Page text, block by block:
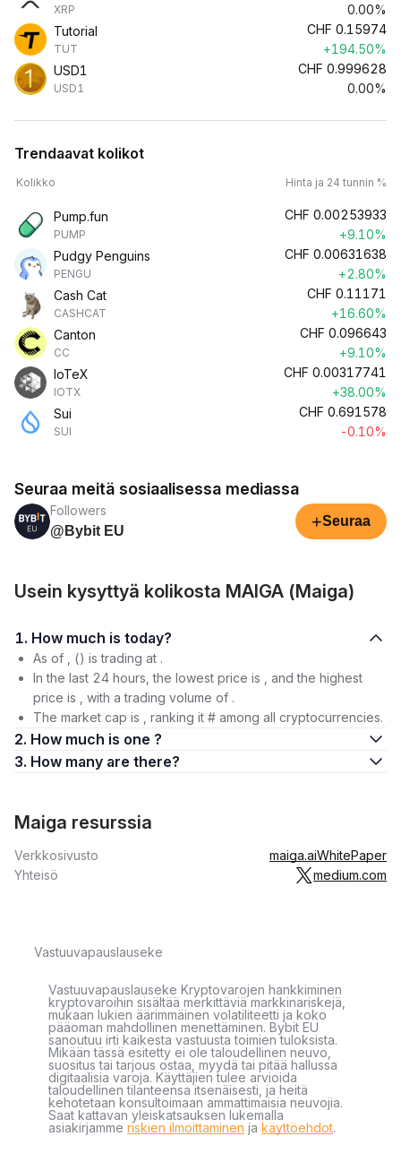
XRP
0.00%
Tutorial
TUT
CHF 0.15974
+194.50%
USD1
USD1
CHF 0.999628
0.00%
Trendaavat kolikot
Kolikko Hinta ja 24 tunnin %
Pump.fun
PUMP
CHF 0.00253933
+9.10%
Pudgy Penguins
PENGU
CHF 0.00631638
+2.80%
Cash Cat
CASHCAT
CHF 0.11171
+16.60%
Canton
CC
CHF 0.096643
+9.10%
IoTeX
IOTX
CHF 0.00317741
+38.00%
Sui
SUI
CHF 0.691578
-0.10%
Seuraa meitä sosiaalisessa mediassa
Followers
@Bybit EU
+Seuraa
Usein kysyttyä kolikosta MAIGA (Maiga)
1. How much is today?
As of , () is trading at .
In the last 24 hours, the lowest price is , and the highest
price is , with a trading volume of .
The market cap is , ranking it # among all cryptocurrencies.
2. How much is one ?
3. How many are there?
Maiga resurssia
Verkkosivusto maiga.aiWhitePaper
Yhteisö
medium.com
Vastuuvapauslauseke
Vastuuvapauslauseke Kryptovarojen hankkiminen
kryptovaroihin sisältää merkittäviä markkinariskejä,
mukaan lukien äärimmäinen volatiliteetti ja koko
pääoman mahdollinen menettäminen. Bybit EU
sanoutuu irti kaikesta vastuusta toimien tuloksista.
Mikään tässä esitetty ei ole taloudellinen neuvo,
suositus tai tarjous ostaa, myydä tai pitää hallussa
digitaalisia varoja. Käyttäjien tulee arvioida
taloudellinen tilanteensa itsenäisesti, ja heitä
kehotetaan konsultoimaan ammattimaisia neuvojia.
Saat kattavan yleiskatsauksen lukemalla
asiakirjamme riskien ilmoittaminen ja käyttöehdot.